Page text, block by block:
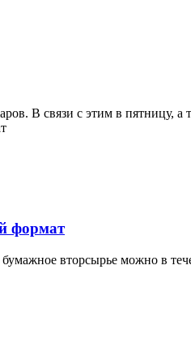
В связи с этим в пятницу,
формат
вторсырье можно в